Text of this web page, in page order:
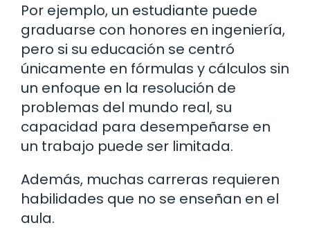
Por ejemplo, un estudiante puede
graduarse con honores en ingeniería,
pero si su educación se centró
únicamente en fórmulas y cálculos sin
un enfoque en la resolución de
problemas del mundo real, su
capacidad para desempeñarse en
un trabajo puede ser limitada.
Además, muchas carreras requieren
habilidades que no se enseñan en el
aula.